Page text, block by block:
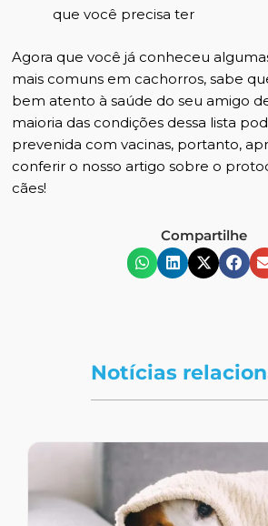
que você precisa ter
Agora que você já conheceu
mais comuns em cachorros, sabe
bem atento à saúde do seu amigo
maioria das condições dessa lista
prevenida com vacinas, portanto,
conferir o nosso artigo sobre o
cães!
Compartilhe
Notícias